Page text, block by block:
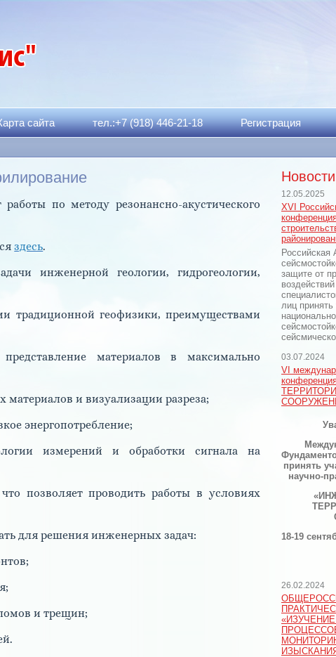
сайта тел.:+7 (918) 446-21-18 Регистрация
по методу резонансно-акустического
здесь.
инженерной геологии, гидрогеологии,
традиционной геофизики, преимуществами
материалов в максимально
материалов и визуализации разреза;
энергопотребление;
измерений и обработки сигнала на
позволяет проводить работы в условиях
для решения инженерных задач:
и трещин;
Новости
12.05.2025
XVI
Российская
защите от
лиц
03.07.2024
VI
принять
научно-
18-19
26.02.2024